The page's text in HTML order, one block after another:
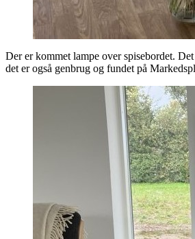
Der er kommet lampe over spisebordet.
det er også genbrug og fundet på